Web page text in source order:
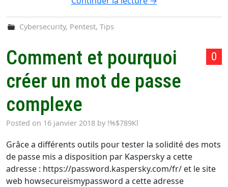
Cybersecurity, Pentest,Tips
0
Comment et pourquoi
créer un mot de passe
complexe
Posted on 16 janvier 2018 by !%$789Kl
Grâce a différents outils pour tester la solidité des mots
de passe mis a disposition par Kaspersky a cette
adresse : https://password.kaspersky.com/fr/ et le site
web howsecureismypassword a cette adresse